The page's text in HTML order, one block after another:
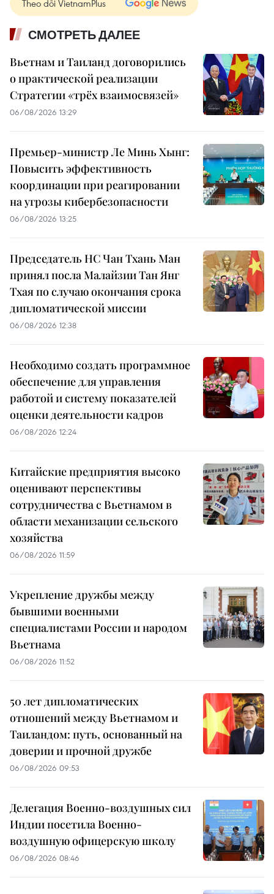
Theo dõi VietnamPlus
СМОТРЕТЬ ДАЛЕЕ
Вьетнам и Таиланд договорились
о практической реализации
Стратегии «трёх взаимосвязей»
06/08/2026 13:29
Премьер-министр Ле Минь Хынг:
Повысить эффективность
координации при реагировании
на угрозы кибербезопасности
06/08/2026 13:25
Председатель НС Чан Тхань Ман
принял посла Малайзии Тан Янг
Тхая по случаю окончания срока
дипломатической миссии
06/08/2026 12:38
Необходимо создать программное
обеспечение для управления
работой и систему показателей
оценки деятельности кадров
06/08/2026 12:24
Китайские предприятия высоко
оценивают перспективы
сотрудничества с Вьетнамом в
области механизации сельского
хозяйства
06/08/2026 11:59
Укрепление дружбы между
бывшими военными
специалистами России и народом
Вьетнама
06/08/2026 11:52
50 лет дипломатических
отношений между Вьетнамом и
Таиландом: путь, основанный на
доверии и прочной дружбе
06/08/2026 09:53
Делегация Военно-воздушных сил
Индии посетила Военно-
воздушную офицерскую школу
06/08/2026 08:46